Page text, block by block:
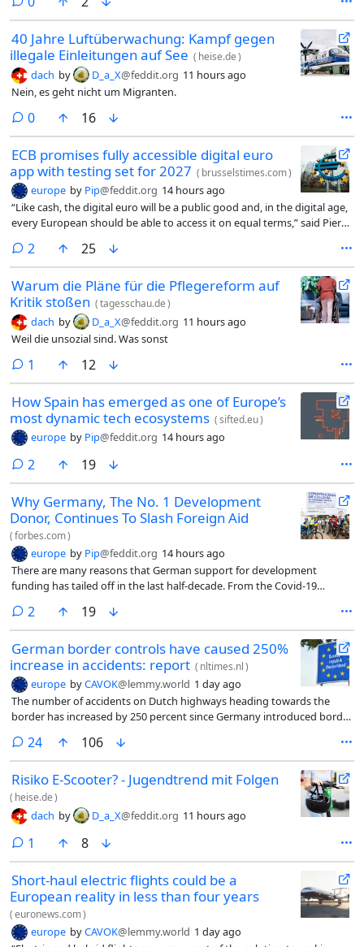
40 Jahre Luftüberwachung: Kampf gegen
illegale Einleitungen auf See ( heise.de)
dach by D_a_X@feddit.org 11 hours ago
Nein, es geht nicht um Migranten.
0comments
16
ECB promises fully accessible digital euro
app with testing set for 2027 ( brusselstimes.com)
europe by Pip@feddit.org 14 hours ago
“Like cash, the digital euro will be a public good and, in the digital age,
every European should be able to access it on equal terms,” said Piero
Task Force on a digital euro.
2 comments
25
Warum die Pläne für die Pflegereform auf
Kritik stoßen (tagesschau.de)
dach by D_a_X@feddit.org 11 hours ago
Weil die unsozial sind. Was sonst
1 comment
12
How Spain has emerged as one of Europe’s
most dynamic tech ecosystems (sifted.eu)
europe by Pip@feddit.org 14 hours ago
2 comments
19
Why Germany, The No. 1 Development
Donor, Continues To Slash Foreign Aid
(forbes.com)
europe by Pip@feddit.org 14 hours ago
There are many reasons that German support for development
funding has tailed off in the last half-decade. From the Covid-19
NATO, the feeling has become entrenched that Germany, the world’s
third-wealthiest country, simply can’t spare the money.
2 comments
19
German border controls have caused 250%
increase in accidents: report ( nltimes.nl)
europe byCAVOK@lemmy.world 1 day ago
The number of accidents on Dutch highways heading towards the
border has increased by 250 percent since Germany introduced border
requested from the Rijkswaterstaat.
24comments
106
Risiko E-Scooter? - Jugendtrend mit Folgen
( heise.de)
dach by D_a_X@feddit.org 11 hours ago
1 comment
8
Short-haul electric flights could be a
European reality in less than four years
(euronews.com)
europe byCAVOK@lemmy.world 1 day ago